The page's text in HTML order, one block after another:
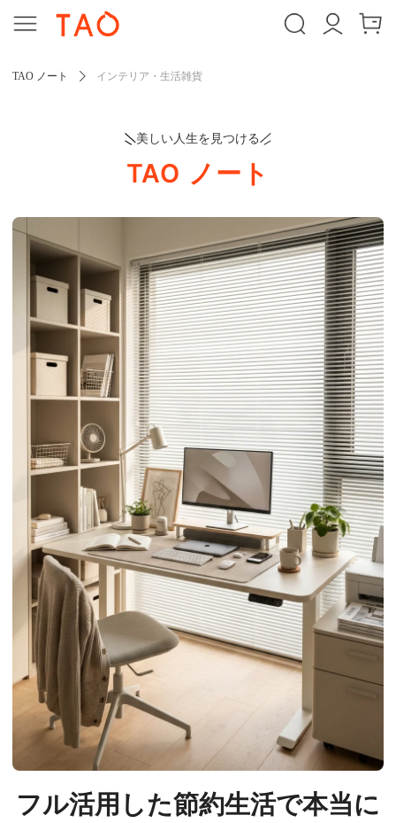
TAO ノート インテリア・生活雑貨
美しい人生を見つける
TAO ノート
フル活用した節約生活で本当に